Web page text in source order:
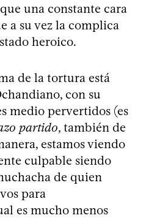
una constante cara
a su vez la complica
heroico.
de la tortura está
con su
medio pervertidos (es
partido, también de
estamos viendo
culpable siendo
de quien
para
es mucho menos